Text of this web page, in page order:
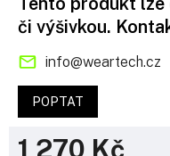
1 270 Kč
či výšivkou.
info@weartech.cz
POPTAT